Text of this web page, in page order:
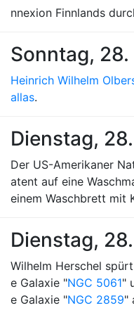
nnexion Finnlands
Sonntag,
Heinrich Wilhelm
allas.
Dienstag,
Der US-Amerikaner
atent auf eine
einem Waschbrett mit
Dienstag,
Wilhelm Herschel
e Galaxie "NGC 5061"
e Galaxie "NGC 2859"